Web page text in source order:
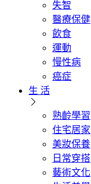
失智
醫療保健
飲食
運動
慢性病
癌症
生 活
熟齡學習
住宅居家
美妝保養
日常穿搭
藝術文化